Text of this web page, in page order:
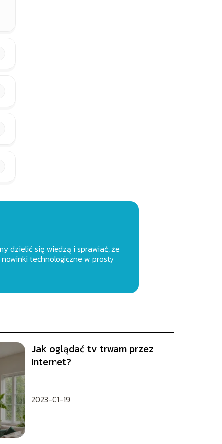
dzielić się wiedzą i sprawiać, że
technologiczne w prosty
Jak oglądać tv trwam przez
Internet?
2023-01-19